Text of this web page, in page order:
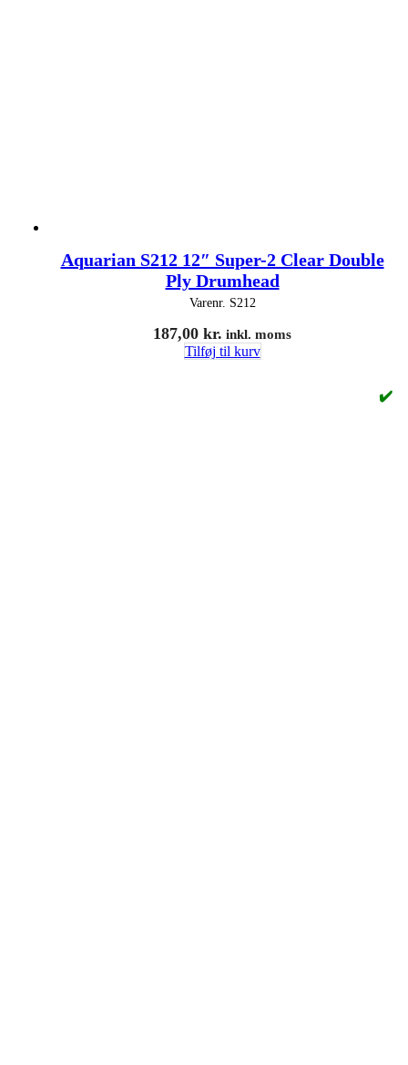
Aquarian S212 12″ Super-2 Clear Double
Ply Drumhead
Varenr. S212
187,00 kr. inkl. moms
Tilføj til kurv
✔️